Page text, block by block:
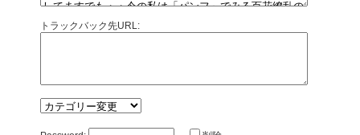
トラックバック先URL: